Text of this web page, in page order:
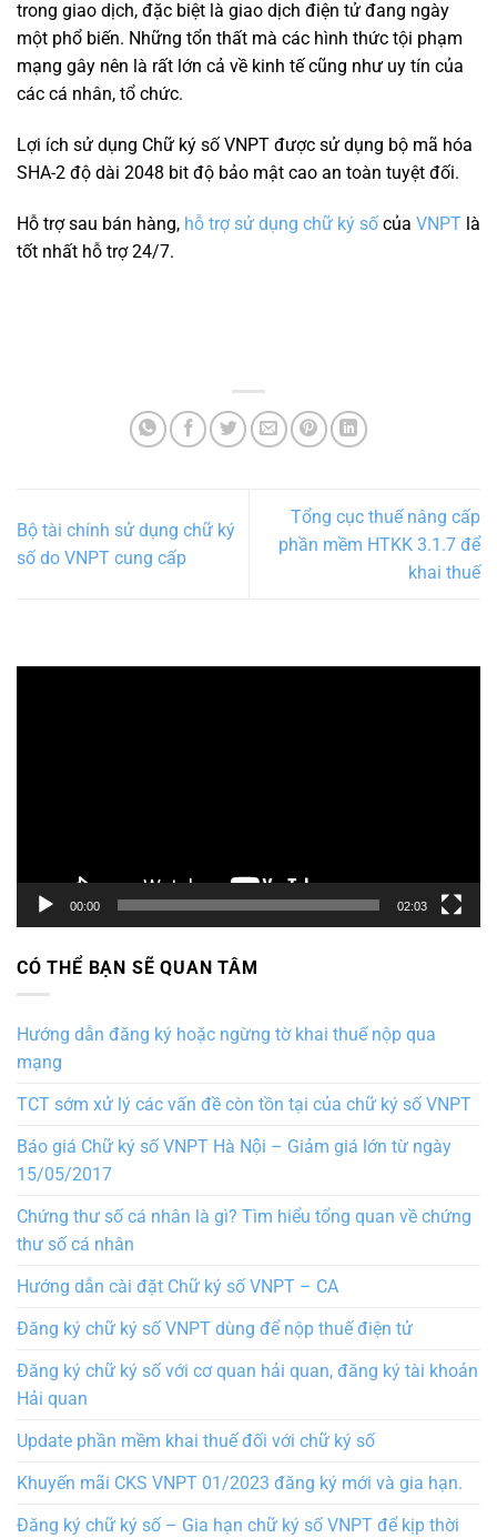
trong giao dịch, đặc biệt là giao dịch điện tử đang ngày
một phổ biến. Những tổn thất mà các hình thức tội phạm
mạng gây nên là rất lớn cả về kinh tế cũng như uy tín của
các cá nhân, tổ chức.
Lợi ích sử dụng Chữ ký số VNPT được sử dụng bộ mã hóa
SHA-2 độ dài 2048 bit độ bảo mật cao an toàn tuyệt đối.
Hỗ trợ sau bán hàng, hỗ trợ sử dụng chữ ký số của VNPT là
tốt nhất hỗ trợ 24/7.
Bộ tài chính sử dụng chữ ký
số do VNPT cung cấp
Tổng cục thuế nâng cấp
phần mềm HTKK 3.1.7 để
khai thuế
00:00 02:03
CÓ THỂ BẠN SẼ QUAN TÂM
Hướng dẫn đăng ký hoặc ngừng tờ khai thuế nộp qua
mạng
TCT sớm xử lý các vấn đề còn tồn tại của chữ ký số VNPT
Báo giá Chữ ký số VNPT Hà Nội – Giảm giá lớn từ ngày
15/05/2017
Chứng thư số cá nhân là gì? Tìm hiểu tổng quan về chứng
thư số cá nhân
Hướng dẫn cài đặt Chữ ký số VNPT – CA
Đăng ký chữ ký số VNPT dùng để nộp thuế điện tử
Đăng ký chữ ký số với cơ quan hải quan, đăng ký tài khoản
Hải quan
Update phần mềm khai thuế đối với chữ ký số
Khuyến mãi CKS VNPT 01/2023 đăng ký mới và gia hạn.
Đăng ký chữ ký số – Gia hạn chữ ký số VNPT để kịp thời